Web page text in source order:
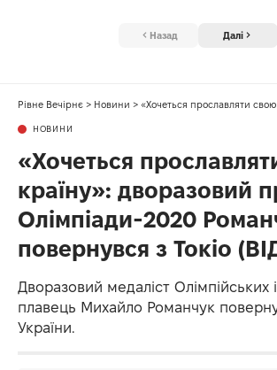
Назад Далі
Рівне Вечірнє > Новини > «Хочеться прославляти свою країну»: дворазовий призер
НОВИНИ
«Хочеться
країну»: дворазовий
Олімпіади-2020
повернувся з Токіо
Дворазовий медаліст Олімпійських
плавець Михайло Романчук
України.